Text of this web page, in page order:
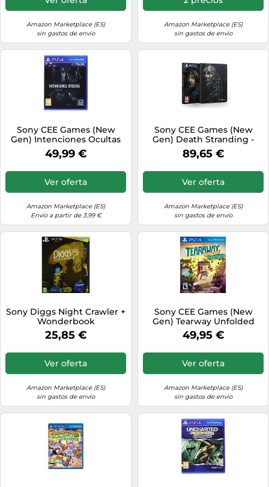
Amazon Marketplace (ES)
sin gastos de envío
Amazon Marketplace (ES)
sin gastos de envío
Sony CEE Games (New
Gen) Intenciones Ocultas
49,99 €
Ver oferta
Amazon Marketplace (ES)
Envío a partir de 3,99 €
Sony CEE Games (New
Gen) Death Stranding -
Edición Especial (PS4)
89,65 €
Ver oferta
Amazon Marketplace (ES)
sin gastos de envío
Sony Diggs Night Crawler +
Wonderbook
25,85 €
Ver oferta
Amazon Marketplace (ES)
sin gastos de envío
Sony CEE Games (New
Gen) Tearway Unfolded
49,95 €
Ver oferta
Amazon Marketplace (ES)
sin gastos de envío